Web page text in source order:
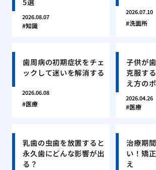
2026.08.07
知識
2026.07.10
洗面所
歯周病の初期症状をチェ
ックして迷いを解消する
2026.06.08
医療
子供が
克服す
え方の
2026.04.26
医療
乳歯の虫歯を放置すると
永久歯にどんな影響が出
る？
治療期
い！矯
え